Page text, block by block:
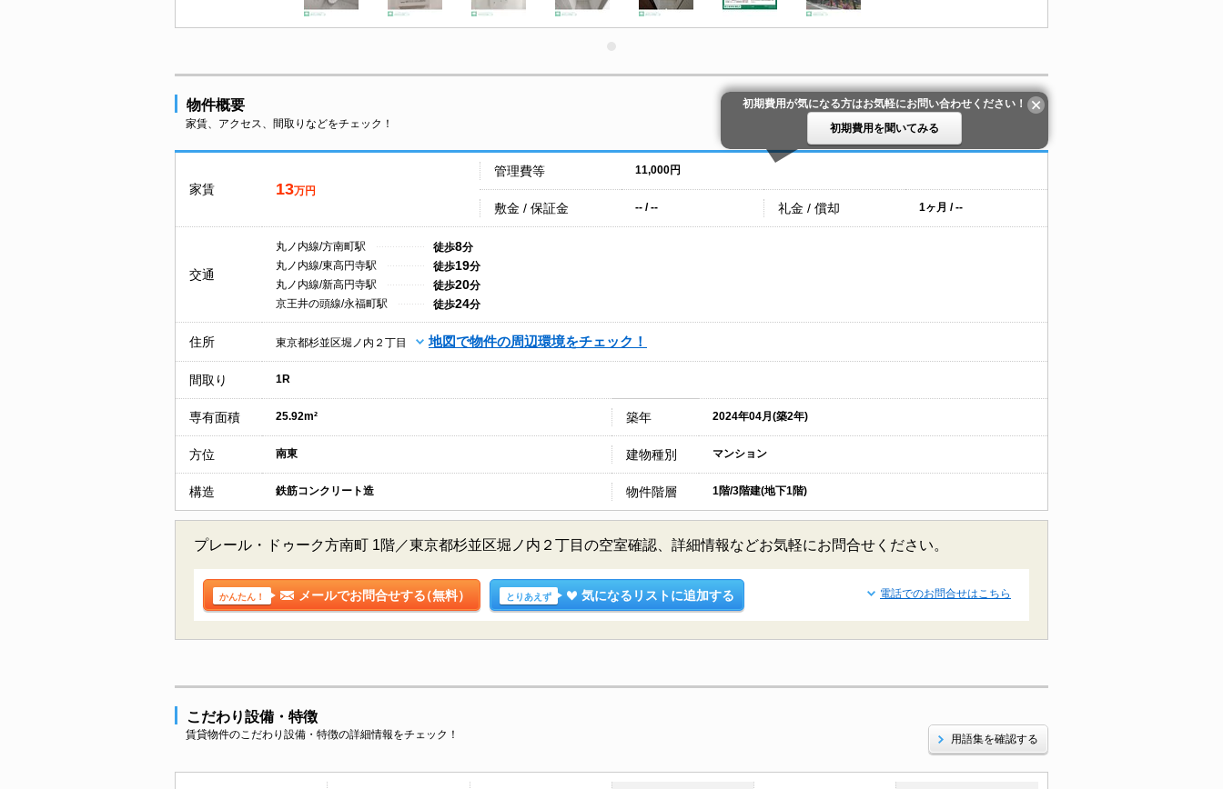
物件概要
家賃、アクセス、間取りなどをチェック！
初期費用が気になる方はお気軽にお問い合わせください！
初期費用を聞いてみる
家賃 13万円
管理費等 11,000円
敷金 / 保証金 -- / -- 礼金 / 償却 1ヶ月 / --
交通
丸ノ内線/方南町駅 徒歩8分
丸ノ内線/東高円寺駅
徒歩19分
丸ノ内線/新高円寺駅
徒歩20分
京王井の頭線/永福町駅
徒歩24分
住所 東京都杉並区堀ノ内２丁目 地図で物件の周辺環境をチェック！
間取り 1R
専有面積 25.92m² 築年 2024年04月(築2年)
方位 南東 建物種別 マンション
構造 鉄筋コンクリート造 物件階層 1階/3階建(地下1階)
プレール・ドゥーク方南町 1階／東京都杉並区堀ノ内２丁目の空室確認、詳細情報などお気軽にお問合せください。
かんたん！ メールでお問合せする（無料） とりあえず 気になるリストに追加する 電話でのお問合せはこちら
こだわり設備・特徴
賃貸物件のこだわり設備・特徴の詳細情報をチェック！ 用語集を確認する